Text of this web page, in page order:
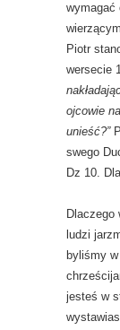
wymagać
Piotr
wersecie
ojcowie
unieść?”
swego
Dz 10.
Dlaczego
ludzi
byliśmy
jesteś w